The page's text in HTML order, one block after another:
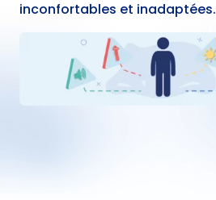
inconfortables et inadaptées.